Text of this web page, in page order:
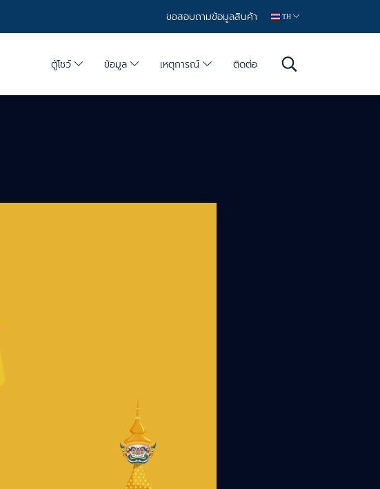
ขอสอบถามข้อมูลสินค้า TH
ตู้โชว์ ข้อมูล เหตุการณ์ ติดต่อ